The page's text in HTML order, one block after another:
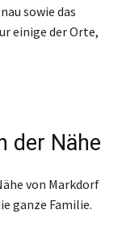
sowie das
einige der Orte,
der Nähe
von Markdorf
ganze Familie.